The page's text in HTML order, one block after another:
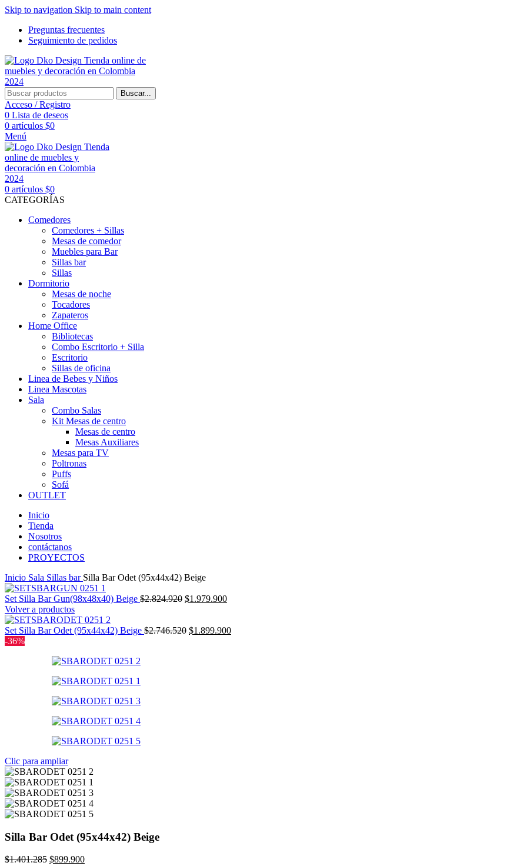
Skip to navigation Skip to main content
Preguntas frecuentes
Seguimiento de pedidos
Buscar...
Acceso / Registro
0 Lista de deseos
0 artículos $0
Menú
0 artículos $0
CATEGORÍAS
Comedores
Comedores + Sillas
Mesas de comedor
Muebles para Bar
Sillas bar
Sillas
Dormitorio
Mesas de noche
Tocadores
Zapateros
Home Office
Bibliotecas
Combo Escritorio + Silla
Escritorio
Sillas de oficina
Linea de Bebes y Niños
Linea Mascotas
Sala
Combo Salas
Kit Mesas de centro
Mesas de centro
Mesas Auxiliares
Mesas para TV
Poltronas
Puffs
Sofá
OUTLET
Inicio
Tienda
Nosotros
contáctanos
PROYECTOS
Inicio Sala Sillas bar Silla Bar Odet (95x44x42) Beige
Set Silla Bar Gun(98x48x40) Beige $2.824.920 El
era:
$1.979.900El
es:
Volver a productos
Set Silla Bar Odet (95x44x42) Beige $2.746.520 El
$1.899.900El
-36%
Clic para ampliar
Silla Bar Odet (95x44x42) Beige
$1.401.285 El
$899.900El